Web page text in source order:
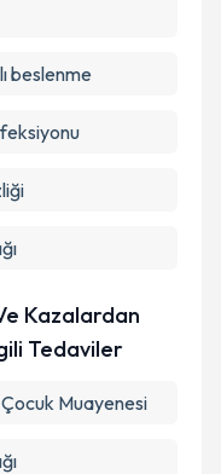
beslenme
Kazalardan
Tedaviler
Muayenesi